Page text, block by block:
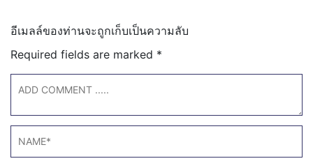
อีเมลล์ของท่านจะถูกเก็บเป็นความลับ
Required fields are marked *